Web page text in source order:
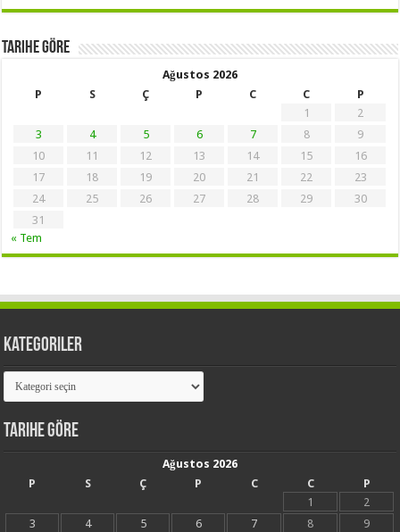
Tarihe Göre
Ağustos 2026
P
S Ç P C C
P
1
2
3
4 5 6 7 8
9
10
11 12 13 14 15
16
17
18 19 20 21 22
23
24
25 26 27 28 29
30
31
« Tem
Kategoriler
Kategoriler
Tarihe Göre
Ağustos 2026
P
S Ç P C C
P
1
2
3
4 5 6 7 8 9